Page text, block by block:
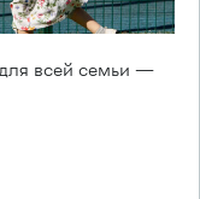
всей семьи —